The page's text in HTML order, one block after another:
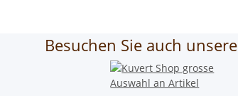
Besuchen Sie auch